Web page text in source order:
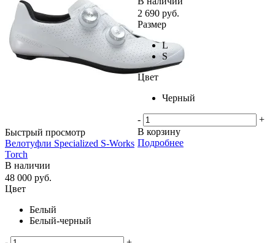
Быстрый просмотр
Велотуфли Specialized S-Works
Torch
В наличии
48 000 руб.
Цвет
Белый
Белый-черный
2 690 руб.
Размер
L
S
Цвет
Черный
-
+
В корзину
Подробнее